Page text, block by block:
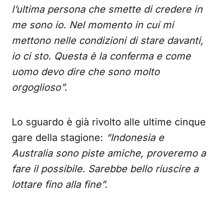
l’ultima persona che smette di credere in
me sono io. Nel momento in cui mi
mettono nelle condizioni di stare davanti,
io ci sto. Questa è la conferma e come
uomo devo dire che sono molto
orgoglioso”.
Lo sguardo è già rivolto alle ultime cinque
gare della stagione: “Indonesia e
Australia sono piste amiche, proveremo a
fare il possibile. Sarebbe bello riuscire a
lottare fino alla fine”.